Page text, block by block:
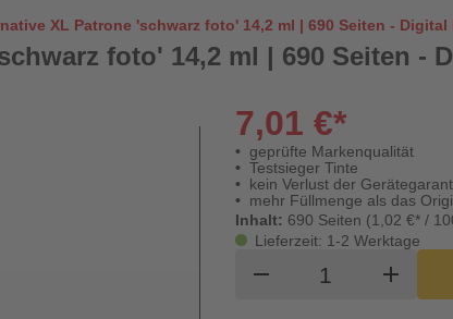
XL Patrone 'schwarz foto' 14,2 ml | 690 Seiten -
foto' 14,2 ml | 690 Seiten -
7,01 €*
geprüfte Markenqualität
Testsieger Tinte
kein Verlust der
mehr Füllmenge als das
Inhalt: 690 Seiten (1,02 €* /
Lieferzeit: 1-2 Werktage
remove Produktadd